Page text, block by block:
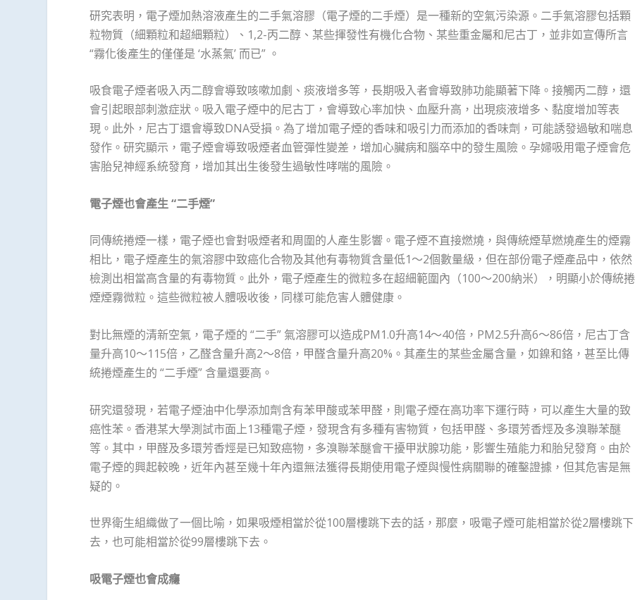
研究表明，電子煙加熱溶液產生的二手氣溶膠（電子煙的二手煙）是一種新的空氣污染源。二手氣溶膠包括顆
粒物質（細顆粒和超細顆粒）、1,2-丙二醇、某些揮發性有機化合物、某些重金屬和尼古丁，並非如宣傳所言
“霧化後產生的僅僅是 ‘水蒸氣’ 而已” 。
吸食電子煙者吸入丙二醇會導致咳嗽加劇、痰液增多等，長期吸入者會導致肺功能顯著下降。接觸丙二醇，還
會引起眼部刺激症狀。吸入電子煙中的尼古丁，會導致心率加快、血壓升高，出現痰液增多、黏度增加等表
現。此外，尼古丁還會導致DNA受損。為了增加電子煙的香味和吸引力而添加的香味劑，可能誘發過敏和喘息
發作。研究顯示，電子煙會導致吸煙者血管彈性變差，增加心臟病和腦卒中的發生風險。孕婦吸用電子煙會危
害胎兒神經系統發育，增加其出生後發生過敏性哮喘的風險。
電子煙也會產生 “二手煙”
同傳統捲煙一樣，電子煙也會對吸煙者和周圍的人產生影響。電子煙不直接燃燒，與傳統煙草燃燒產生的煙霧
相比，電子煙產生的氣溶膠中致癌化合物及其他有毒物質含量低1～2個數量級，但在部份電子煙產品中，依然
檢測出相當高含量的有毒物質。此外，電子煙產生的微粒多在超細範圍內（100～200納米），明顯小於傳統捲
煙煙霧微粒。這些微粒被人體吸收後，同樣可能危害人體健康。
對比無煙的清新空氣，電子煙的 “二手” 氣溶膠可以造成PM1.0升高14～40倍，PM2.5升高6～86倍，尼古丁含
量升高10～115倍，乙醛含量升高2～8倍，甲醛含量升高20%。其產生的某些金屬含量，如鎳和鉻，甚至比傳
統捲煙產生的 “二手煙” 含量還要高。
研究還發現，若電子煙油中化學添加劑含有苯甲酸或苯甲醛，則電子煙在高功率下運行時，可以產生大量的致
癌性苯。香港某大學測試市面上13種電子煙，發現含有多種有害物質，包括甲醛、多環芳香烴及多溴聯苯醚
等。其中，甲醛及多環芳香烴是已知致癌物，多溴聯苯醚會干擾甲狀腺功能，影響生殖能力和胎兒發育。由於
電子煙的興起較晚，近年內甚至幾十年內還無法獲得長期使用電子煙與慢性病關聯的確鑿證據，但其危害是無
疑的。
世界衛生組織做了一個比喻，如果吸煙相當於從100層樓跳下去的話，那麼，吸電子煙可能相當於從2層樓跳下
去，也可能相當於從99層樓跳下去。
吸電子煙也會成癮